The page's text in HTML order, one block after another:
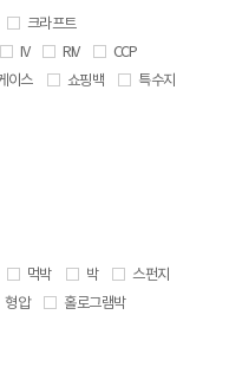
크라프트
IV RIV
CCP
이스 쇼핑백 특수지
먹박 박
스펀지
형압 홀로그램박